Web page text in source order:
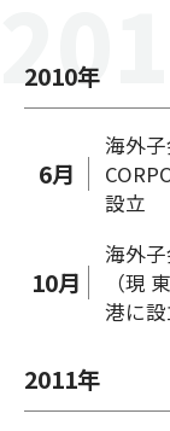
2010
2010年
6月
海外
設立
10月
海外
（現
港に
2011年